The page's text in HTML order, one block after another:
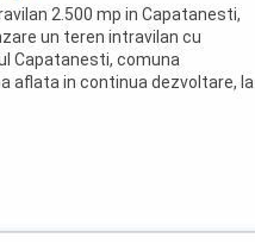
2.500 mp in Capatanesti,
un teren intravilan cu
Capatanesti, comuna
aflata in continua dezvoltare, la